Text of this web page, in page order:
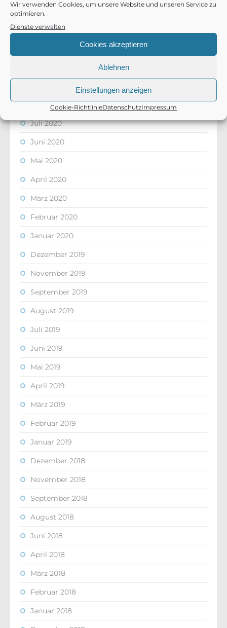
Wir verwenden Cookies, um unsere Website und unseren Service zu
optimieren.
Dienste verwalten
Cookies akzeptieren
Ablehnen
Einstellungen anzeigen
Cookie-RichtlinieDatenschutzImpressum
April 2021
März 2021
Oktober 2020
August 2020
Juli 2020
Juni 2020
Mai 2020
April 2020
März 2020
Februar 2020
Januar 2020
Dezember 2019
November 2019
September 2019
August 2019
Juli 2019
Juni 2019
Mai 2019
April 2019
März 2019
Februar 2019
Januar 2019
Dezember 2018
November 2018
September 2018
August 2018
Juni 2018
April 2018
März 2018
Februar 2018
Januar 2018